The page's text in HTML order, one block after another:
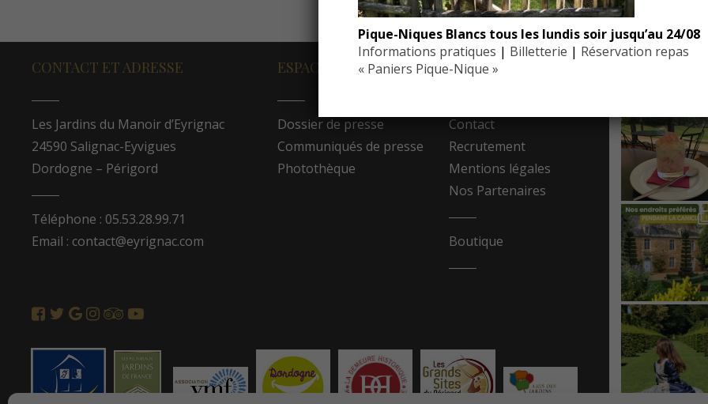
CONTACT ET ADRESSE
Les Jardins du Manoir d’Eyrignac
24590 Salignac-Eyvigues
Dordogne – Périgord
Téléphone : 05.53.28.99.71
Email : contact@eyrignac.com
ESPACE PRESSE
Dossier de presse
Communiqués de presse
Photothèque
Contact
Recrutement
Mentions légales
Nos Partenaires
Boutique
Pique-Niques Blancs tous les lundis soir jusqu’au 24/08
Informations pratiques | Billetterie | Réservation repas
« Paniers Pique-Nique »